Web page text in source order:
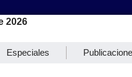
2026
Especiales